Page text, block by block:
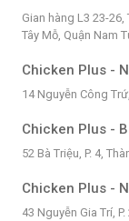
Gian hàng L3 23-
Tây Mỗ, Quận Nam
Chicken Plus -
14 Nguyễn Công
Chicken Plus -
52 Bà Triệu, P. 4,
Chicken Plus -
43 Nguyễn Gia Trí,